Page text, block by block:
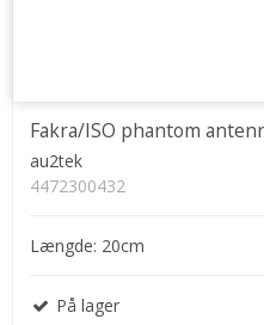
Fakra/ISO phantom
au2tek
4472300432
Længde: 20cm
På lager